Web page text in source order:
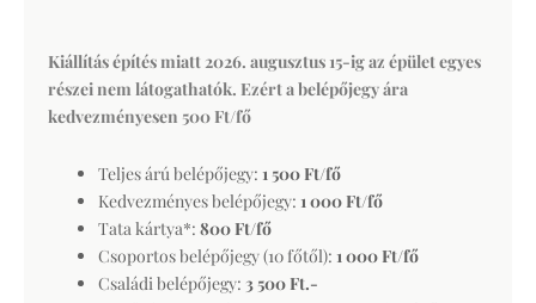
Kiállítás építés miatt 2026. augusztus 15-ig az épület egyes
részei nem látogathatók. Ezért a belépőjegy ára
kedvezményesen 500 Ft/fő
Teljes árú belépőjegy: 1 500 Ft/fő
Kedvezményes belépőjegy: 1 000 Ft/fő
Tata kártya*: 800 Ft/fő
Csoportos belépőjegy (10 főtől): 1 000 Ft/fő
Családi belépőjegy: 3 500 Ft.-